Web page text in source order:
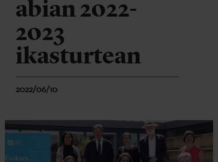
abian 2022-
2023
ikasturtean
2022/06/10